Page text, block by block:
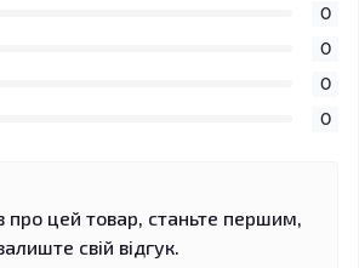
0
0
0
0
про цей товар, станьте першим,
свій відгук.